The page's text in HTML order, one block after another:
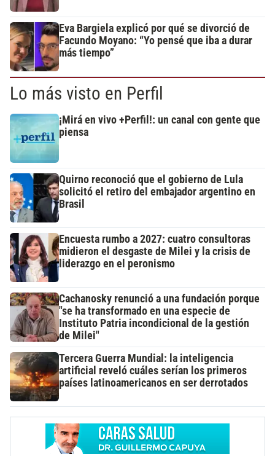
Eva Bargiela explicó por qué se divorció de
Facundo Moyano: “Yo pensé que iba a durar
más tiempo”
Lo más visto en Perfil
¡Mirá en vivo +Perfil!: un canal con gente que
piensa
Quirno reconoció que el gobierno de Lula
solicitó el retiro del embajador argentino en
Brasil
Encuesta rumbo a 2027: cuatro consultoras
midieron el desgaste de Milei y la crisis de
liderazgo en el peronismo
Cachanosky renunció a una fundación porque
"se ha transformado en una especie de
Instituto Patria incondicional de la gestión
de Milei"
Tercera Guerra Mundial: la inteligencia
artificial reveló cuáles serían los primeros
países latinoamericanos en ser derrotados